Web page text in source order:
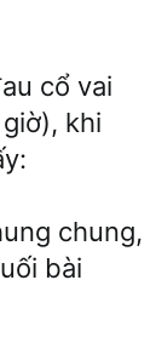
cổ vai
khi
chung,
bài